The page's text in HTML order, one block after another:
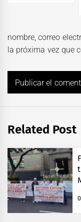
nombre, correo
la próxima vez que
Related Post